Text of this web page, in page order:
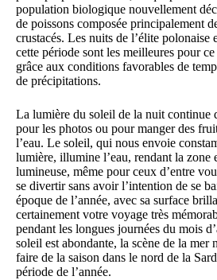
population biologique nouvellement
de poissons composée principalement
crustacés. Les nuits de l’élite polonaise
cette période sont les meilleures pour ce
grâce aux conditions favorables de
de précipitations.
La lumière du soleil de la nuit continue
pour les photos ou pour manger des
l’eau. Le soleil, qui nous envoie
lumière, illumine l’eau, rendant la zone
lumineuse, même pour ceux d’entre
se divertir sans avoir l’intention de se
époque de l’année, avec sa surface
certainement votre voyage très
pendant les longues journées du mois
soleil est abondante, la scène de la mer
faire de la saison dans le nord de la
période de l’année.